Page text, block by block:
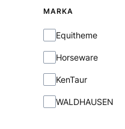
MARKA
Marka
Equitheme
Horseware
KenTaur
WALDHAUSEN